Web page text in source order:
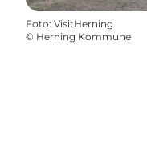
Foto: VisitHerning
© Herning Kommune